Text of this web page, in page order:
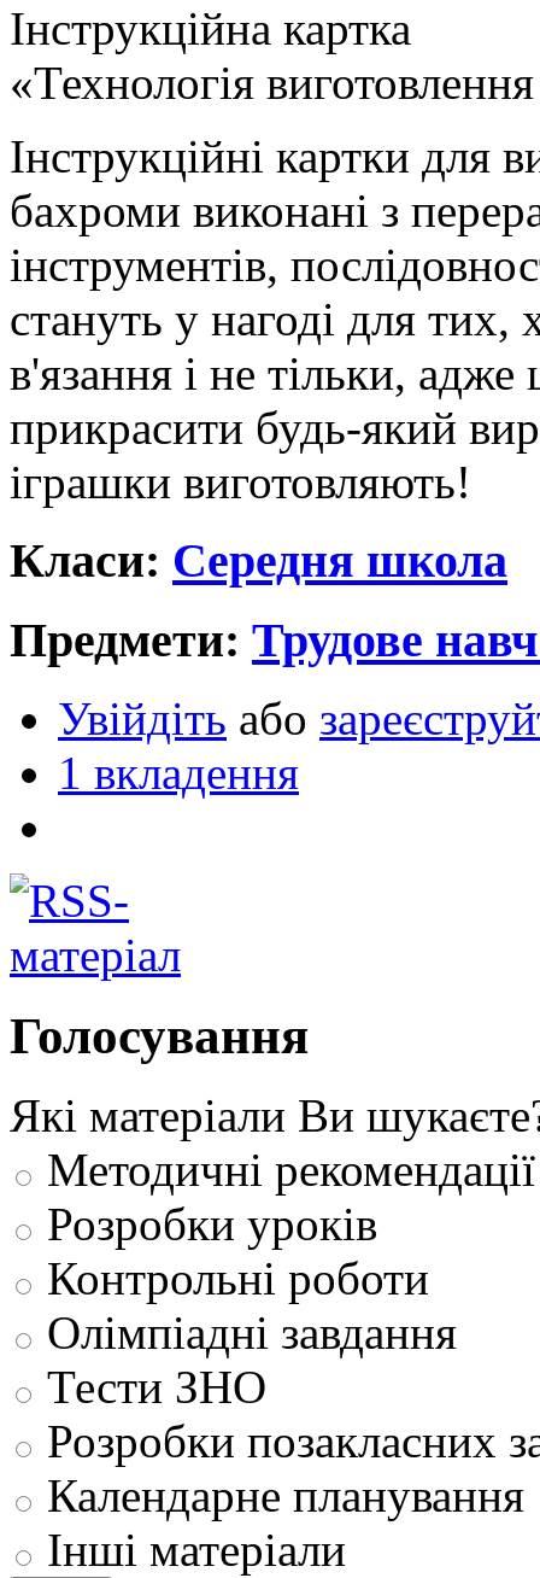
Інструкційна картка
«Технологія
Інструкційні картки для
бахроми виконані з
інструментів,
стануть у нагоді для
в'язання і не тільки,
прикрасити будь-який
іграшки виготовляють!
Класи: Середня школа
Предмети: Трудове
Увійдіть або
1 вкладення
Голосування
Які матеріали Ви
Методичні рекомендації
Розробки уроків
Контрольні роботи
Олімпіадні завдання
Тести ЗНО
Розробки позакласних
Календарне планування
Інші матеріали